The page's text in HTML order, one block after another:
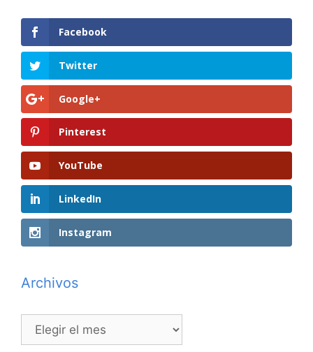
Facebook
Twitter
Google+
Pinterest
YouTube
LinkedIn
Instagram
Archivos
Archivos